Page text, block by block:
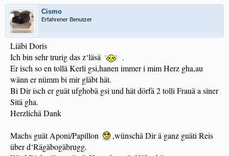
Cismo
Erfahrener Benutzer
Liäbi Doris
Ich bin sehr trurig das z‘läsä
.
Er isch so en tollä Kerli gsi,hanen immer i mim Herz gha,au
wänn er nümm bi mir gläbt hät.
Bi Dir isch er guät ufghobä gsi und hät dörfä 2 tolli Frauä a siner
Sitä gha.
Herzlichä Dank
Machs guät Aponi/Papillon
,wünschä Dir ä ganz guäti Reis
über d‘Rägäbogäbrugg.